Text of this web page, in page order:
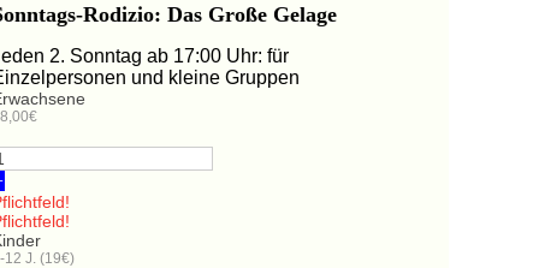
Rodizio: Das Große Gelage
2. Sonntag ab 17:00 Uhr: für
und kleine Gruppen
12 J. (19€)